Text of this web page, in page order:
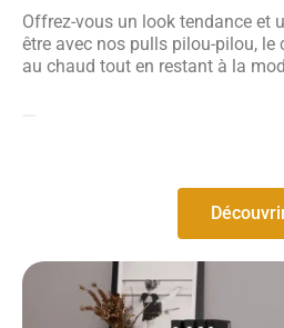
Offrez-vous un look tendance et
être avec nos pulls pilou-pilou,
au chaud tout en restant à la